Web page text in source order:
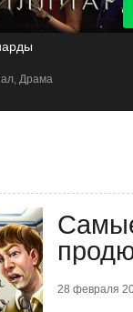
Драма
28 февраля